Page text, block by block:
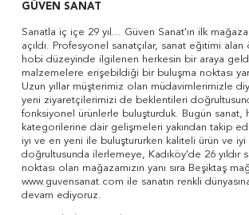
GÜVEN SANAT
Sanatla iç içe 29 yıl... Güven Sanat'ın ilk
açıldı. Profesyonel sanatçılar, sanat eğitimi
hobi düzeyinde ilgilenen herkesin bir araya
malzemelere erişebildiği bir buluşma noktası
Uzun yıllar müşterimiz olan müdavimlerimizle
yeni ziyaretçilerimizi de beklentileri
fonksiyonel ürünlerle buluşturduk. Bugün sanat,
kategorilerine dair gelişmeleri yakından takip
iyi ve en yeni ile buluştururken kaliteli ürün ve
doğrultusunda ilerlemeye, Kadıköy'de 26 yıldır
noktası olan mağazamızın yanı sıra Beşiktaş
www.guvensanat.com ile sanatın renkli
devam ediyoruz.